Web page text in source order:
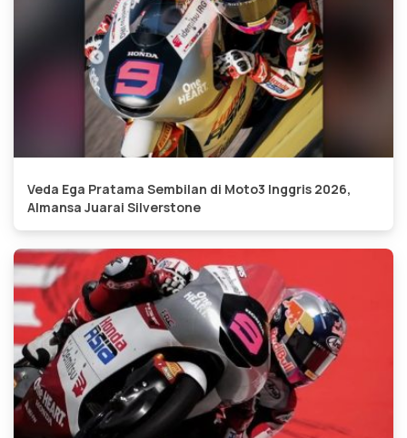
Veda Ega Pratama Sembilan di Moto3 Inggris 2026,
Almansa Juarai Silverstone